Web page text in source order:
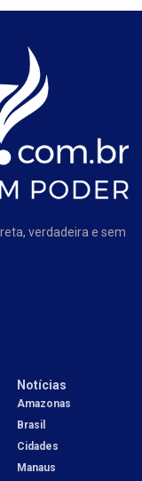
verdadeira e sem
Notícias
Amazonas
Brasil
Cidades
Manaus